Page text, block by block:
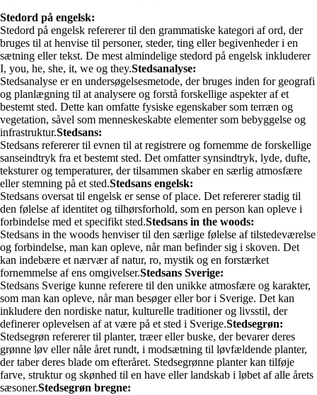
Stedord på engelsk:
Stedord på engelsk refererer til den grammatiske kategori af ord, der
bruges til at henvise til personer, steder, ting eller begivenheder i en
sætning eller tekst. De mest almindelige stedord på engelsk inkluderer
I, you, he, she, it, we og they.Stedsanalyse:
Stedsanalyse er en undersøgelsesmetode, der bruges inden for geografi
og planlægning til at analysere og forstå forskellige aspekter af et
bestemt sted. Dette kan omfatte fysiske egenskaber som terræn og
vegetation, såvel som menneskeskabte elementer som bebyggelse og
infrastruktur.Stedsans:
Stedsans refererer til evnen til at registrere og fornemme de forskellige
sanseindtryk fra et bestemt sted. Det omfatter synsindtryk, lyde, dufte,
teksturer og temperaturer, der tilsammen skaber en særlig atmosfære
eller stemning på et sted.Stedsans engelsk:
Stedsans oversat til engelsk er sense of place. Det refererer stadig til
den følelse af identitet og tilhørsforhold, som en person kan opleve i
forbindelse med et specifikt sted.Stedsans in the woods:
Stedsans in the woods henviser til den særlige følelse af tilstedeværelse
og forbindelse, man kan opleve, når man befinder sig i skoven. Det
kan indebære et nærvær af natur, ro, mystik og en forstærket
fornemmelse af ens omgivelser.Stedsans Sverige:
Stedsans Sverige kunne referere til den unikke atmosfære og karakter,
som man kan opleve, når man besøger eller bor i Sverige. Det kan
inkludere den nordiske natur, kulturelle traditioner og livsstil, der
definerer oplevelsen af at være på et sted i Sverige.Stedsegrøn:
Stedsegrøn refererer til planter, træer eller buske, der bevarer deres
grønne løv eller nåle året rundt, i modsætning til løvfældende planter,
der taber deres blade om efteråret. Stedsegrønne planter kan tilføje
farve, struktur og skønhed til en have eller landskab i løbet af alle årets
sæsoner.Stedsegrøn bregne: